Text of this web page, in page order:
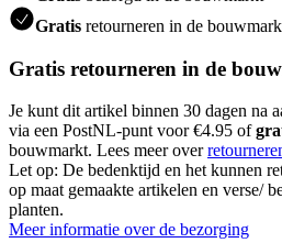
Gratis retourneren in de
Gratis retourneren in de
Je kunt dit artikel binnen 30 dagen na
via een PostNL-punt voor €4.95 of
bouwmarkt. Lees meer over
Let op: De bedenktijd en het kunnen
op maat gemaakte artikelen en verse/
planten.
Meer informatie over de bezorging